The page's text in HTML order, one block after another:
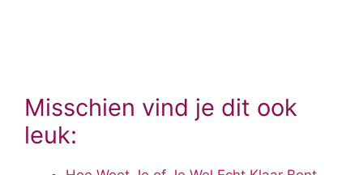
Misschien vind je dit ook
leuk: